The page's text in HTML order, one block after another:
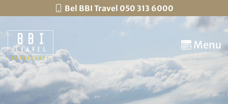
Bel BBI Travel 050 313 6000
Menu